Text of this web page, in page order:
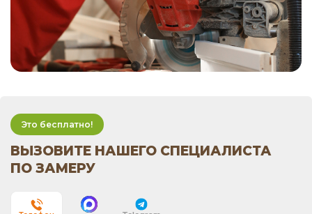
Это бесплатно!
ВЫЗОВИТЕ НАШЕГО СПЕЦИАЛИСТА
ПО ЗАМЕРУ